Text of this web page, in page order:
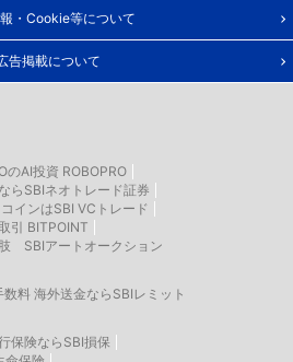
・Cookie等について
告掲載について
のAI投資 ROBOPRO
らSBIネオトレード証券
インはSBI VCトレード
引 BITPOINT
SBIアートオークション
料 海外送金ならSBIレミット
保険ならSBI損保